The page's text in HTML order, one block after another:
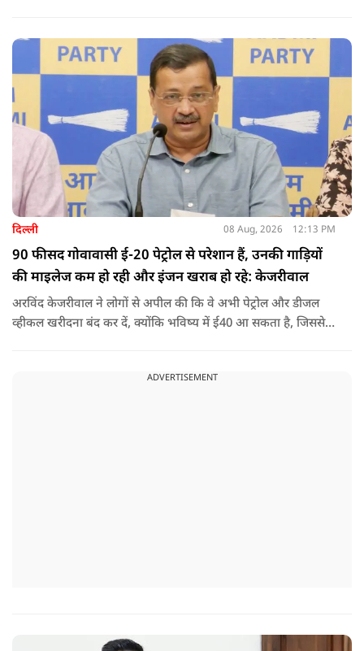
करवाईं और अब वह कुत्ते की तरह दिखने, चलने और रहने की कोशिश
करता है.
दिल्ली 08 Aug, 2026 12:13 PM
90 फीसद गोवावासी ई-20 पेट्रोल से परेशान हैं, उनकी गाड़ियों
की माइलेज कम हो रही और इंजन खराब हो रहे: केजरीवाल
अरविंद केजरीवाल ने लोगों से अपील की कि वे अभी पेट्रोल और डीजल
व्हीकल खरीदना बंद कर दें, क्योंकि भविष्य में ई40 आ सकता है, जिससे
ADVERTISEMENT